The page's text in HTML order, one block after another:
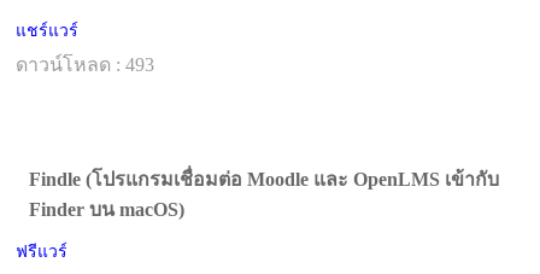
แชร์แวร์
ดาวน์โหลด : 493
Findle (โปรแกรมเชื่อมต่อ Moodle และ OpenLMS เข้ากับ
Finder บน macOS)
ฟรีแวร์